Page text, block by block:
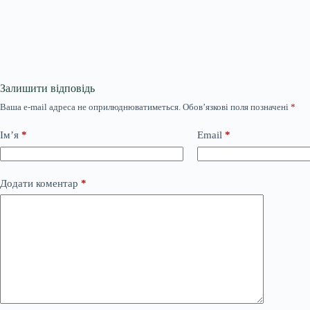
Залишити відповідь
Ваша e-mail адреса не оприлюднюватиметься. Обов’язкові поля позначені *
Ім’я * Email *
Додати коментар *